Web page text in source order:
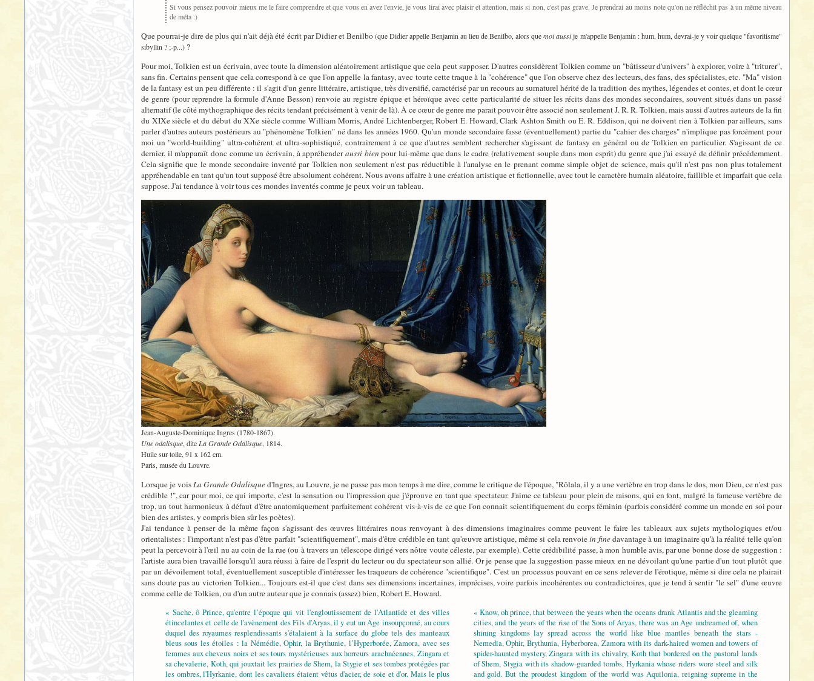
Si vous pensez pouvoir mieux me le faire comprendre et que vous en avez l'envie, je vous lirai avec plaisir et attention, mais si non, c'est pas grave. Je prendrai au moins note qu'on ne réfléchit pas à un même niveau
de méta :)
Que pourrai-je dire de plus qui n'ait déjà été écrit par Didier et Benilbo(que Didier appelle Benjamin au lieu de Benilbo, alors quemoi aussije m'appelle Benjamin : hum, hum, devrai-je y voir quelque "favoritisme"
sibyllin ? ;-p...) ?
Pour moi, Tolkien est un écrivain, avec toute la dimension aléatoirement artistique que cela peut supposer. D'autres considèrent Tolkien comme un "bâtisseur d'univers" à explorer, voire à "triturer",
sans fin. Certains pensent que cela correspond à ce que l'on appelle la fantasy, avec toute cette traque à la "cohérence" que l'on observe chez des lecteurs, des fans, des spécialistes, etc. "Ma" vision
de la fantasy est un peu différente : il s'agit d'un genre littéraire, artistique, très diversifié, caractérisé par un recours au surnaturel hérité de la tradition des mythes, légendes et contes, et dont le cœur
de genre (pour reprendre la formule d'Anne Besson) renvoie au registre épique et héroïque avec cette particularité de situer les récits dans des mondes secondaires, souvent situés dans un passé
alternatif (le côté mythographique des récits tendant précisément à venir de là). À ce cœur de genre me parait pouvoir être associé non seulement J. R. R. Tolkien, mais aussi d'autres auteurs de la fin
du XIXe siècle et du début du XXe siècle comme William Morris, André Lichtenberger, Robert E. Howard, Clark Ashton Smith ou E. R. Eddison, qui ne doivent rien à Tolkien par ailleurs, sans
parler d'autres auteurs postérieurs au "phénomène Tolkien" né dans les années 1960. Qu'un monde secondaire fasse (éventuellement) partie du "cahier des charges" n'implique pas forcément pour
moi un "world-building" ultra-cohérent et ultra-sophistiqué, contrairement à ce que d'autres semblent rechercher s'agissant de fantasy en général ou de Tolkien en particulier. S'agissant de ce
dernier, il m'apparaît donc comme un écrivain, à appréhenderaussi bien pour lui-même que dans le cadre (relativement souple dans mon esprit) du genre que j'ai essayé de définir précédemment.
Cela signifie que le monde secondaire inventé par Tolkien non seulement n'est pas réductible à l'analyse en le prenant comme simple objet de science, mais qu'il n'est pas non plus totalement
appréhendable en tant qu'un tout supposé être absolument cohérent. Nous avons affaire à une création artistique et fictionnelle, avec tout le caractère humain aléatoire, faillible et imparfait que cela
suppose. J'ai tendance à voir tous ces mondes inventés comme je peux voir un tableau.
Jean-Auguste-Dominique Ingres (1780-1867).
Une odalisque, dite La Grande Odalisque, 1814.
Huile sur toile, 91 x 162 cm.
Paris, musée du Louvre.
Lorsque je voisLa Grande Odalisqued'Ingres, au Louvre, je ne passe pas mon temps à me dire, comme le critique de l'époque, "Rôlala, il y a une vertèbre en trop dans le dos, mon Dieu, ce n'est pas
crédible !", car pour moi, ce qui importe, c'est la sensation ou l'impression que j'éprouve en tant que spectateur. J'aime ce tableau pour plein de raisons, qui en font, malgré la fameuse vertèbre de
trop, un tout harmonieux à défaut d'être anatomiquement parfaitement cohérent vis-à-vis de ce que l'on connait scientifiquement du corps féminin (parfois considéré comme un monde en soi pour
bien des artistes, y compris bien sûr les poètes).
J'ai tendance à penser de la même façon s'agissant des œuvres littéraires nous renvoyant à des dimensions imaginaires comme peuvent le faire les tableaux aux sujets mythologiques et/ou
orientalistes : l'important n'est pas d'être parfait "scientifiquement", mais d'être crédible en tant qu'œuvre artistique, même si cela renvoiein finedavantage à un imaginaire qu'à la réalité telle qu'on
peut la percevoir à l'œil nu au coin de la rue (ou à travers un télescope dirigé vers nôtre voute céleste, par exemple). Cette crédibilité passe, à mon humble avis, par une bonne dose de suggestion :
l'artiste aura bien travaillé lorsqu'il aura réussi à faire de l'esprit du lecteur ou du spectateur son allié. Or je pense que la suggestion passe mieux en ne dévoilant qu'une partie d'un tout plutôt que
par un dévoilement total, éventuellement susceptible d'intéresser les traqueurs de cohérence "scientifique". C'est un processus pouvant en ce sens relever de l'érotique, même si dire cela ne plairait
sans doute pas au victorien Tolkien... Toujours est-il que c'est dans ses dimensions incertaines, imprécises, voire parfois incohérentes ou contradictoires, que je tend à sentir "le sel" d'une œuvre
comme celle de Tolkien, ou d'un autre auteur que je connais (assez) bien, Robert E. Howard.
« Sache, ô Prince, qu'entre l’époque qui vit l'engloutissement de l'Atlantide et des villes
étincelantes et celle de l'avènement des Fils d'Aryas, il y eut un Âge insoupçonné, au cours
duquel des royaumes resplendissants s'étalaient à la surface du globe tels des manteaux
bleus sous les étoiles : la Némédie, Ophir, la Brythunie, l’Hyperborée, Zamora, avec ses
femmes aux cheveux noirs et ses tours mystérieuses aux horreurs arachnéennes, Zingara et
sa chevalerie, Koth, qui jouxtait les prairies de Shem, la Stygie et ses tombes protégées par
les ombres, l'Hyrkanie, dont les cavaliers étaient vêtus d'acier, de soie et d'or. Mais le plus
« Know, oh prince, that between the years when the oceans drank Atlantis and the gleaming
cities, and the years of the rise of the Sons of Aryas, there was an Age undreamed of, when
shining kingdoms lay spread across the world like blue mantles beneath the stars -
Nemedia, Ophir, Brythunia, Hyberborea, Zamora with its dark-haired women and towers of
spider-haunted mystery, Zingara with its chivalry, Koth that bordered on the pastoral lands
of Shem, Stygia with its shadow-guarded tombs, Hyrkania whose riders wore steel and silk
and gold. But the proudest kingdom of the world was Aquilonia, reigning supreme in the